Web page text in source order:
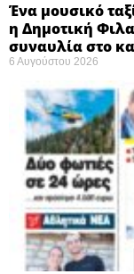
Ένα μουσικό
η Δημοτική
συναυλία στο
6 Αυγούστου 2026